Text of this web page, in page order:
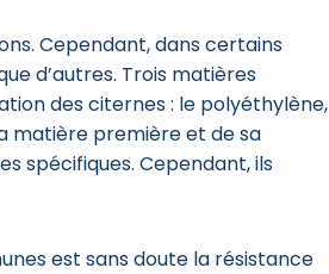
Cependant, dans certains
d’autres. Trois matières
des citernes : le polyéthylène,
matière première et de sa
spécifiques. Cependant, ils
est sans doute la résistance